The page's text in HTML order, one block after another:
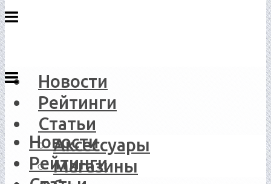
Новости
Рейтинги
Статьи
Аксессуары
Магазины
Новости
Рейтинги